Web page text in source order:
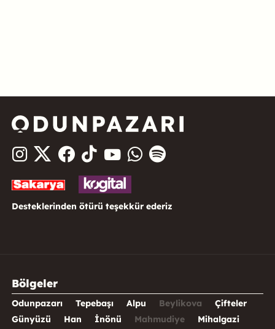
Desteklerinden ötürü teşekkür ederiz
Bölgeler
Odunpazarı Tepebaşı Alpu Beylikova
Çifteler
Günyüzü
Han İnönü Mahmudiye
Mihalgazi